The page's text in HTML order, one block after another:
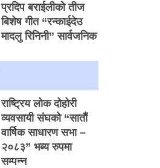
प्रदिप बराईलीको तीज
बिशेष गीत “रन्काईदेउ
मादलु रिनिनी” सार्वजनिक
राष्ट्रिय लोक दोहोरी
व्यवसायी संघको “सातौं
वार्षिक साधारण सभा –
२०८३” भब्य रुपमा
सम्पन्न